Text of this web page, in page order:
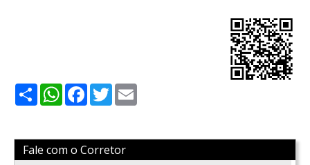
ShareWhatsApp
Facebook
Twitter
Fale com o Corretor